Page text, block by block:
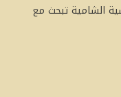
الشامية تبحث مع